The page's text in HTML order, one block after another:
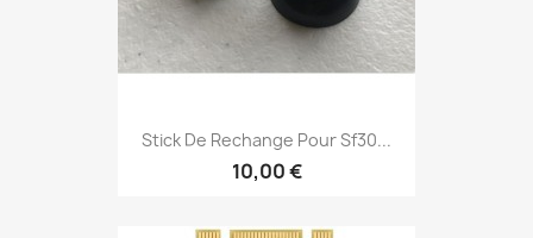
Stick De Rechange Pour Sf30...
10,00 €